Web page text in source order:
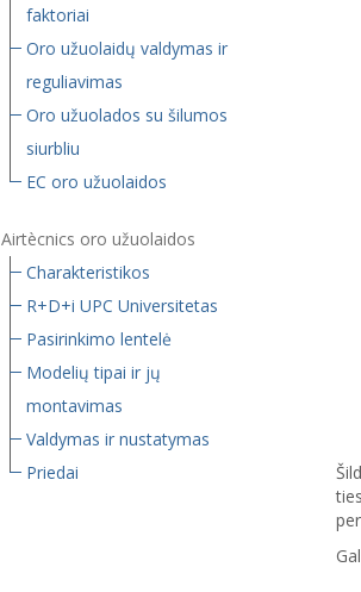
faktoriai
Oro užuolaidų valdymas ir
reguliavimas
Oro užuolados su šilumos
siurbliu
EC oro užuolaidos
Airtècnics oro užuolaidos
Charakteristikos
R+D+i UPC Universitetas
Pasirinkimo lentelė
Modelių tipai ir jų
montavimas
Valdymas ir nustatymas
Priedai